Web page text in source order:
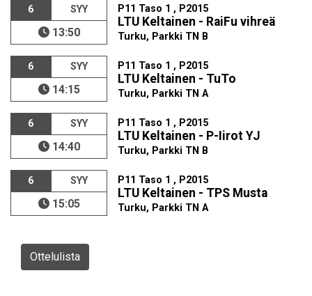
6 SYY
13:50
P11 Taso 1 , P2015
LTU Keltainen - RaiFu vihreä
Turku, Parkki TN B
6 SYY
14:15
P11 Taso 1 , P2015
LTU Keltainen - TuTo
Turku, Parkki TN A
6 SYY
14:40
P11 Taso 1 , P2015
LTU Keltainen - P-Iirot YJ
Turku, Parkki TN B
6 SYY
15:05
P11 Taso 1 , P2015
LTU Keltainen - TPS Musta
Turku, Parkki TN A
Ottelulista